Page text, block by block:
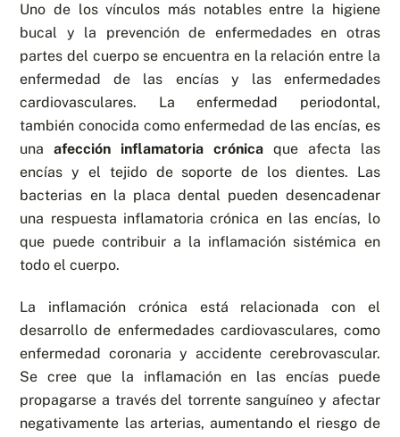
Uno de los vínculos más notables entre la higiene
bucal y la prevención de enfermedades en otras
partes del cuerpo se encuentra en la relación entre la
enfermedad de las encías y las enfermedades
cardiovasculares. La enfermedad periodontal,
también conocida como enfermedad de las encías, es
unaafección inflamatoria crónica que afecta las
encías y el tejido de soporte de los dientes. Las
bacterias en la placa dental pueden desencadenar
una respuesta inflamatoria crónica en las encías, lo
que puede contribuir a la inflamación sistémica en
todo el cuerpo.
La inflamación crónica está relacionada con el
desarrollo de enfermedades cardiovasculares, como
enfermedad coronaria y accidente cerebrovascular.
Se cree que la inflamación en las encías puede
propagarse a través del torrente sanguíneo y afectar
negativamente las arterias, aumentando el riesgo de